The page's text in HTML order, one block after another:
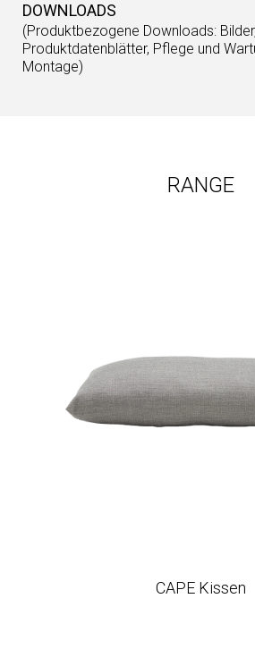
DOWNLOADS
(Produktbezogene Downloads:
Produktdatenblätter, Pflege und
Montage)
RANGE
CAPE Kissen